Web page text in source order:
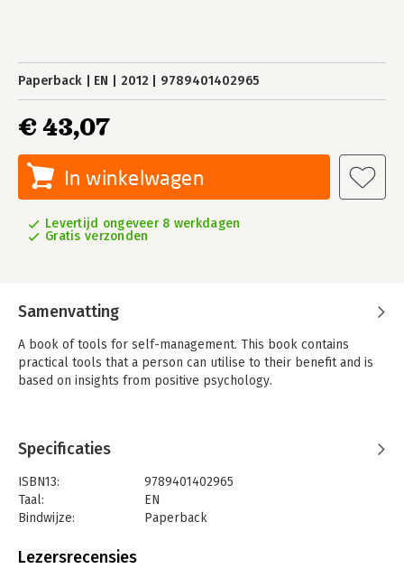
Paperback EN 2012 9789401402965
€ 43,07
In winkelwagen
Levertijd ongeveer 8 werkdagen
Gratis verzonden
Samenvatting
A book of tools for self-management. This book contains
practical tools that a person can utilise to their benefit and is
based on insights from positive psychology.
Specificaties
ISBN13:
9789401402965
Taal:
EN
Bindwijze:
Paperback
Uitgever:
Lezersrecensies